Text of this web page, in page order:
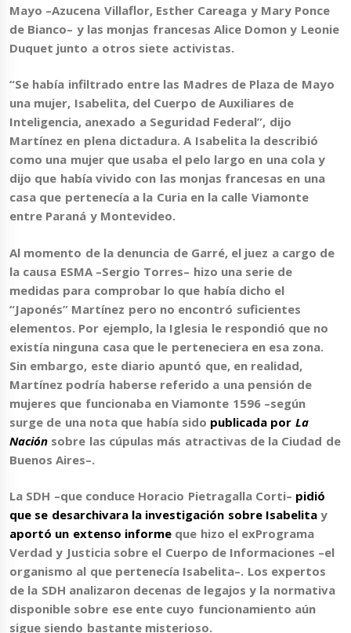
Mayo –Azucena Villaflor, Esther Careaga y Mary Ponce
de Bianco– y las monjas francesas Alice Domon y Leonie
Duquet junto a otros siete activistas.
“Se había infiltrado entre las Madres de Plaza de Mayo
una mujer, Isabelita,del Cuerpo de Auxiliares de
Inteligencia, anexado a Seguridad Federal”, dijo
Martínez en plena dictadura. A Isabelita la describió
como una mujer que usaba el pelo largo en una cola y
dijo que había vivido con las monjas francesas en una
casa que pertenecía a la Curia en la calle Viamonte
entre Paraná y Montevideo.
Al momento de la denuncia de Garré, el juez a cargo de
la causa ESMA –Sergio Torres– hizo una serie de
medidas para comprobar lo que había dicho el
“Japonés” Martínez pero no encontró suficientes
elementos. Por ejemplo, la Iglesia le respondió que no
existía ninguna casa que le perteneciera en esa zona.
Sin embargo, este diario apuntó que, en realidad,
Martínez podría haberse referido a una pensión de
mujeres que funcionaba en Viamonte 1596 –según
surge de una nota que había sido publicada por La
Nación sobre las cúpulas más atractivas de la Ciudad de
Buenos Aires–.
La SDH –que conduce Horacio Pietragalla Corti– pidió
que se desarchivara la investigación sobre Isabelitay
aportó un extenso informeque hizo el exPrograma
Verdad y Justicia sobre el Cuerpo de Informaciones –el
organismo al que pertenecía Isabelita–. Los expertos
de la SDH analizaron decenas de legajos y la normativa
disponible sobre ese ente cuyo funcionamiento aún
sigue siendo bastante misterioso.